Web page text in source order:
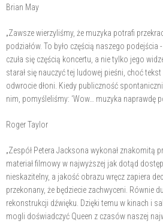
Brian May
„Zawsze wierzyliśmy, że muzyka potrafi
podziałów. To było częścią naszego podejścia
czuła się częścią koncertu, a nie tylko jego
starał się nauczyć tej ludowej pieśni, choć
odwrocie dłoni. Kiedy publiczność
nim, pomyśleliśmy: ‘Wow… muzyka naprawdę
Roger Taylor
„Zespół Petera Jacksona wykonał znakomitą
materiał filmowy w najwyższej jak dotąd
nieskazitelny, a jakość obrazu wręcz zapiera
przekonany, że będziecie zachwyceni. Równie
rekonstrukcji dźwięku. Dzięki temu w kinach i
mogli doświadczyć Queen z czasów naszej